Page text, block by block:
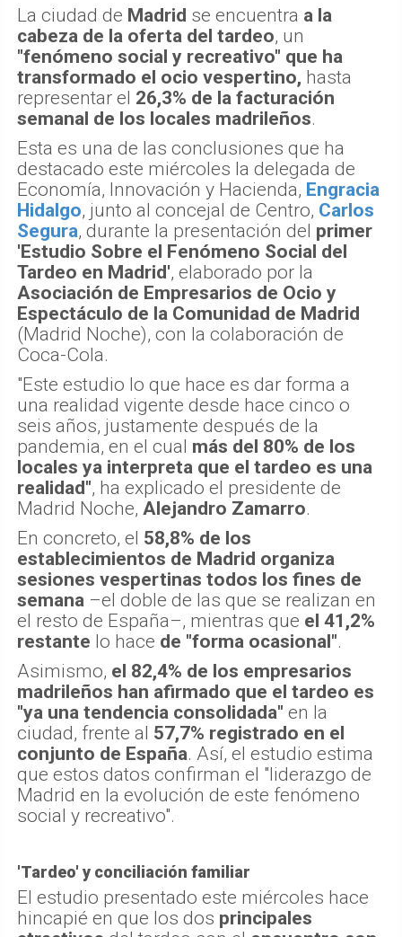
La ciudad de Madrid se encuentra a la
cabeza de la oferta del tardeo, un
"fenómeno social y recreativo" que ha
transformado el ocio vespertino, hasta
representar el 26,3% de la facturación
semanal de los locales madrileños.
Esta es una de las conclusiones que ha
destacado este miércoles la delegada de
Economía, Innovación y Hacienda, Engracia
Hidalgo, junto al concejal de Centro, Carlos
Segura, durante la presentación del primer
'Estudio Sobre el Fenómeno Social del
Tardeo en Madrid', elaborado por la
Asociación de Empresarios de Ocio y
Espectáculo de la Comunidad de Madrid
(Madrid Noche), con la colaboración de
Coca-Cola.
"Este estudio lo que hace es dar forma a
una realidad vigente desde hace cinco o
seis años, justamente después de la
pandemia, en el cual más del 80% de los
locales ya interpreta que el tardeo es una
realidad", ha explicado el presidente de
Madrid Noche, Alejandro Zamarro.
En concreto, el 58,8% de los
establecimientos de Madrid organiza
sesiones vespertinas todos los fines de
semana –el doble de las que se realizan en
el resto de España–, mientras que el 41,2%
restante lo hace de "forma ocasional".
Asimismo, el 82,4% de los empresarios
madrileños han afirmado que el tardeo es
"ya una tendencia consolidada" en la
ciudad, frente al 57,7% registrado en el
conjunto de España. Así, el estudio estima
que estos datos confirman el "liderazgo de
Madrid en la evolución de este fenómeno
social y recreativo".
'Tardeo' y conciliación familiar
El estudio presentado este miércoles hace
hincapié en que los dos principales